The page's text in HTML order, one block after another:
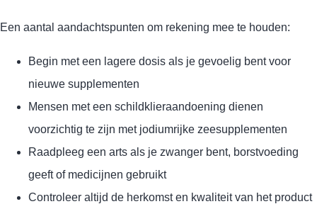
Een aantal aandachtspunten om rekening mee te houden:
Begin met een lagere dosis als je gevoelig bent voor
nieuwe supplementen
Mensen met een schildklieraandoening dienen
voorzichtig te zijn met jodiumrijke zeesupplementen
Raadpleeg een arts als je zwanger bent, borstvoeding
geeft of medicijnen gebruikt
Controleer altijd de herkomst en kwaliteit van het product